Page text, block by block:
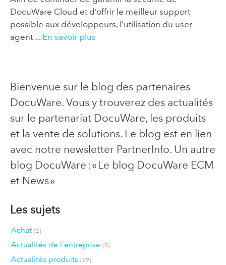
DocuWare Cloud et d’offrir le meilleur support
possible aux développeurs, l’utilisation du user
agent ... En savoir plus
Bienvenue sur le blog des partenaires
DocuWare. Vous y trouverez des actualités
sur le partenariat DocuWare, les produits
et la vente de solutions. Le blog est en lien
avec notre newsletter PartnerInfo. Un autre
blog DocuWare : « Le blog DocuWare ECM
et News »
Les sujets
Achat (2)
Actualités de l`entreprise (3)
Actualités produits (59)